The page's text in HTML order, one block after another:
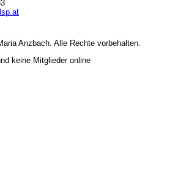
Anzbach. Alle Rechte vorbehalten.
keine Mitglieder online